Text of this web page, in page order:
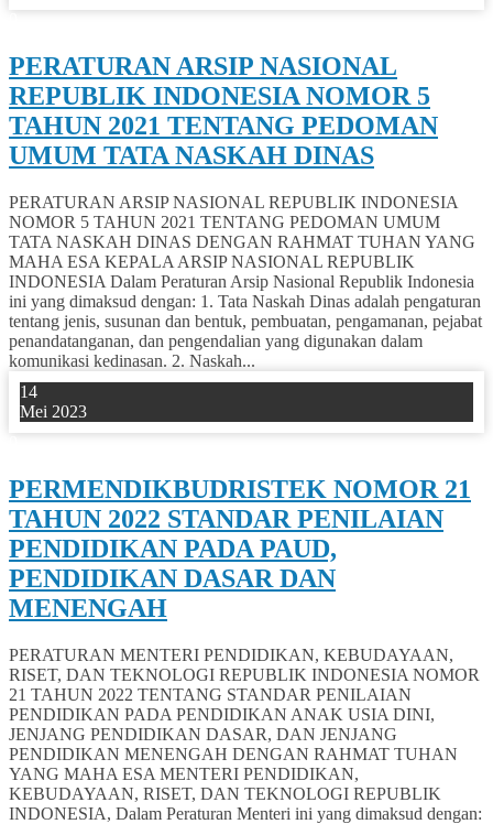
PERATURAN ARSIP NASIONAL
REPUBLIK INDONESIA NOMOR 5
TAHUN 2021 TENTANG PEDOMAN
UMUM TATA NASKAH DINAS
PERATURAN ARSIP NASIONAL REPUBLIK INDONESIA
NOMOR 5 TAHUN 2021 TENTANG PEDOMAN UMUM
TATA NASKAH DINAS DENGAN RAHMAT TUHAN YANG
MAHA ESA KEPALA ARSIP NASIONAL REPUBLIK
INDONESIA Dalam Peraturan Arsip Nasional Republik Indonesia
ini yang dimaksud dengan: 1. Tata Naskah Dinas adalah pengaturan
tentang jenis, susunan dan bentuk, pembuatan, pengamanan, pejabat
penandatanganan, dan pengendalian yang digunakan dalam
komunikasi kedinasan. 2. Naskah...
14
Mei 2023
PERMENDIKBUDRISTEK NOMOR 21
TAHUN 2022 STANDAR PENILAIAN
PENDIDIKAN PADA PAUD,
PENDIDIKAN DASAR DAN
MENENGAH
PERATURAN MENTERI PENDIDIKAN, KEBUDAYAAN,
RISET, DAN TEKNOLOGI REPUBLIK INDONESIA NOMOR
21 TAHUN 2022 TENTANG STANDAR PENILAIAN
PENDIDIKAN PADA PENDIDIKAN ANAK USIA DINI,
JENJANG PENDIDIKAN DASAR, DAN JENJANG
PENDIDIKAN MENENGAH DENGAN RAHMAT TUHAN
YANG MAHA ESA MENTERI PENDIDIKAN,
KEBUDAYAAN, RISET, DAN TEKNOLOGI REPUBLIK
INDONESIA, Dalam Peraturan Menteri ini yang dimaksud dengan: